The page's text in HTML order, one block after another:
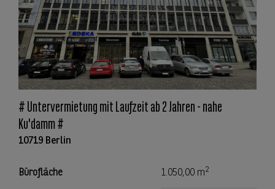
# Untervermietung mit Laufzeit ab 2 Jahren - nahe
Ku'damm #
10719 Berlin
Bürofläche 1.050,00 m2